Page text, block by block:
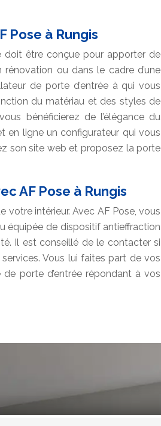
Pose à Rungis
doit être conçue pour apporter de
ou dans le cadre d’une
de porte d’entrée à qui vous
du matériau et des styles de
bénéficierez de l’élégance du
en ligne un configurateur qui vous
son site web et proposez la porte
AF Pose à Rungis
votre intérieur. Avec AF Pose, vous
équipée de dispositif antieffraction
Il est conseillé de le contacter si
Vous lui faites part de vos
porte d’entrée répondant à vos